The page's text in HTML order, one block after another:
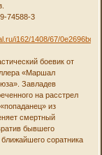
74588-3
боевик от
«Маршал
Завладев
на расстрел
из
смертный
бывшего
соратника